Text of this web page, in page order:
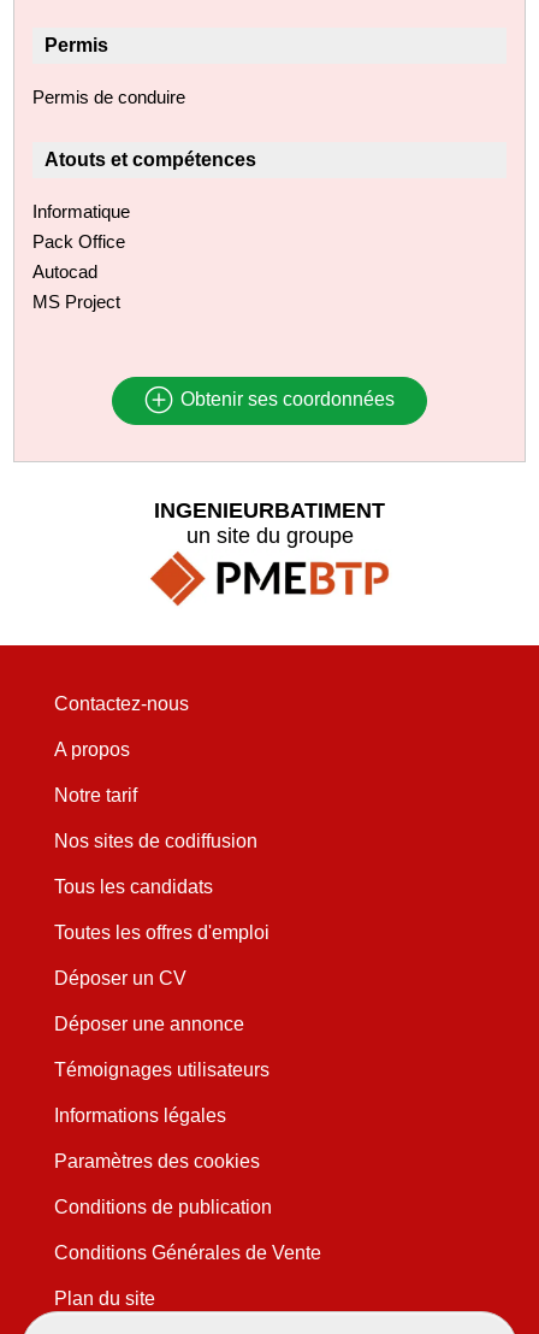
Permis
Permis de conduire
Atouts et compétences
Informatique
Pack Office
Autocad
MS Project
Obtenir ses coordonnées
INGENIEURBATIMENT
un site du groupe
Contactez-nous
A propos
Notre tarif
Nos sites de codiffusion
Tous les candidats
Toutes les offres d'emploi
Déposer un CV
Déposer une annonce
Témoignages utilisateurs
Informations légales
Paramètres des cookies
Conditions de publication
Conditions Générales de Vente
Plan du site